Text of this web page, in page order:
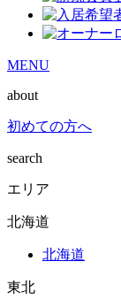
MENU
about
初めての方へ
search
エリア
北海道
北海道
東北